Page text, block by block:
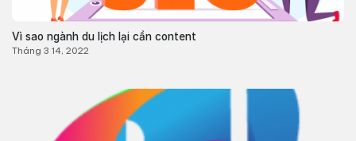
Vì sao ngành du lịch lại cần content
Tháng 3 14, 2022